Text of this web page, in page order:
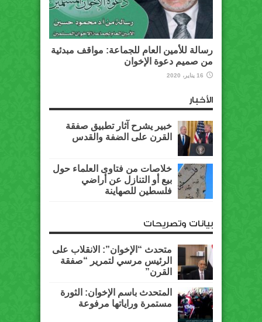
رسالة للأمين العام للجماعة: مواقف مبدئية
من صميم دعوة الإخوان
16 يناير، 2020
الأخبار
خبير يشرح آثار تطبيق صفقة
القرن على الضفة والقدس
خلاصات من فتاوى العلماء حول
بيع أو التنازل عن أراضي
فلسطين للصهاينة
بيانات وتصريحات
متحدث “الإخوان”: الانقلاب على
الرئيس مرسي لتمرير “صفقة
القرن”
المتحدث باسم الإخوان: الثورة
مستمرة وراياتها مرفوعة